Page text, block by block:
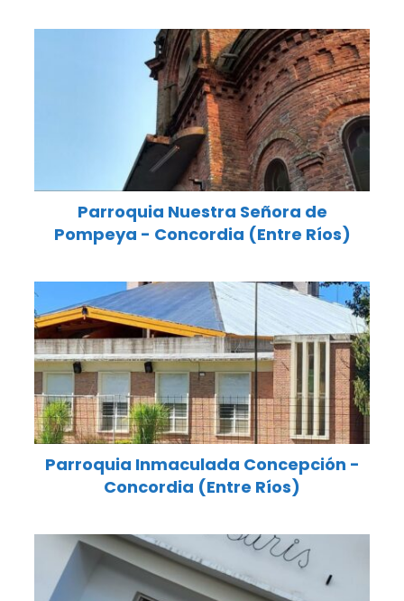
Parroquia Nuestra Señora de
Pompeya - Concordia (Entre Ríos)
Parroquia Inmaculada Concepción -
Concordia (Entre Ríos)